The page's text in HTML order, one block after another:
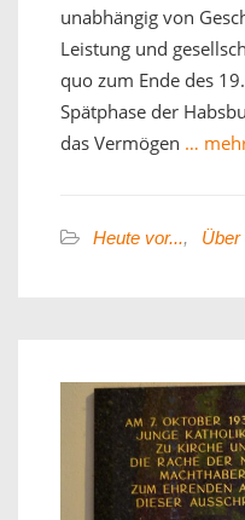
unabhängig von
Leistung und
quo zum Ende des
Spätphase der
das Vermögen …
Heute vor..., Über